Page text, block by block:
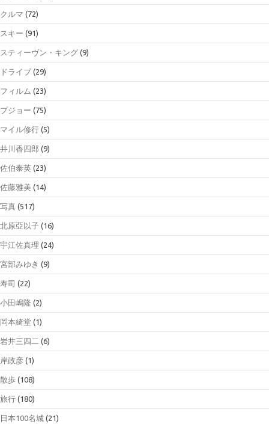
クルマ (72)
スキー (91)
スティーヴン・キング (9)
ドライブ (29)
フィルム (23)
プジョー (75)
マイル修行 (5)
井川香四郎 (9)
佐伯泰英 (23)
佐藤雅美 (14)
写真 (517)
北原亞以子 (16)
宇江佐真理 (24)
宮部みゆき (9)
寿司 (22)
小田嶋隆 (2)
岡本綺堂 (1)
岩井三四二 (6)
岸政彦 (1)
散歩 (108)
旅行 (180)
日本100名城 (21)